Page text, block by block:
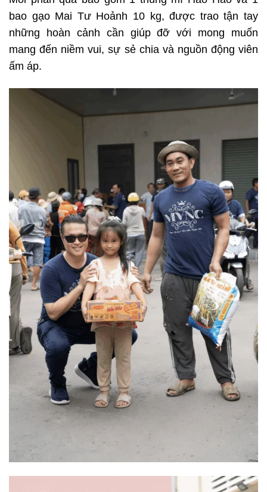
bao gạo Mai Tư Hoảnh 10 kg, được trao tận tay
những hoàn cảnh cần giúp đỡ với mong muốn
mang đến niềm vui, sự sẻ chia và nguồn động viên
ấm áp.